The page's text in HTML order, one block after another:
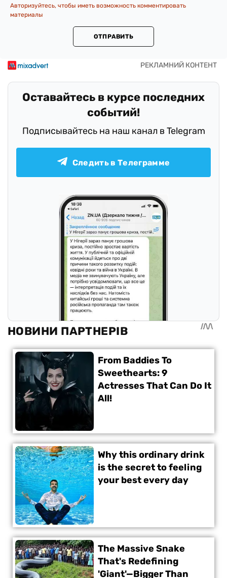
Авторизуйтесь, чтобы иметь возможность комментировать
материалы
ОТПРАВИТЬ
Оставайтесь в курсе последних
событий!
Подписывайтесь на наш канал в Telegram
Следить в Телеграмме